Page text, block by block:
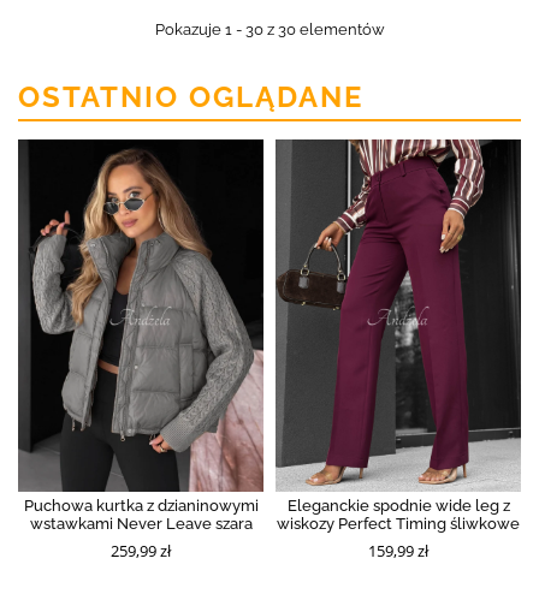
Pokazuje 1 - 30 z 30 elementów
OSTATNIO OGLĄDANE
Puchowa kurtka z dzianinowymi
wstawkami Never Leave szara
259,99 zł
Eleganckie spodnie wide leg z
wiskozy Perfect Timing śliwkowe
159,99 zł